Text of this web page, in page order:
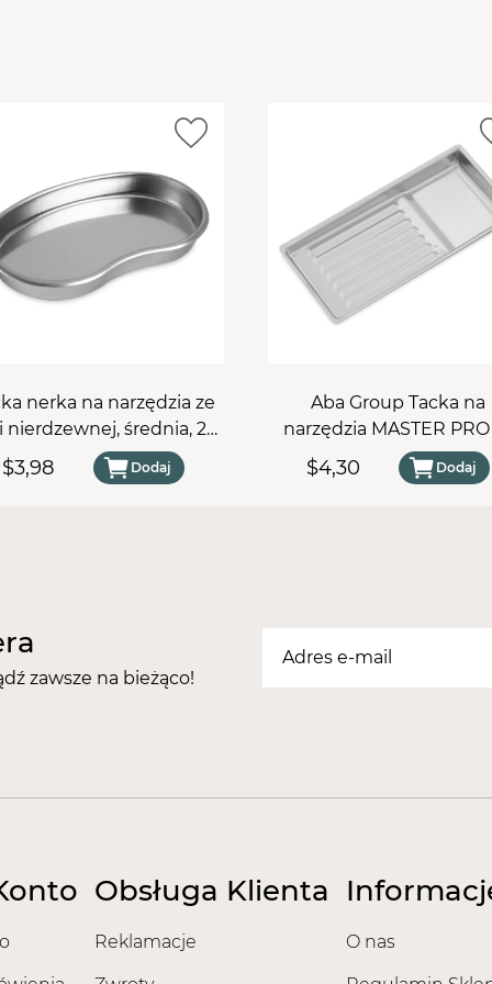
działanie autoklawu
Ergonomiczny
trzymanie naczynia
idealnątacką na
pedicure.
Materiał:
Stal
Porada:
Aby uniknąć
po każdym procesie
Postaw na
swojego gabinetu –
nerka na narzędzia ze
nierdzewnej, średnia, 20
x 13 cm
$3,98 Dodaj
Aba Group Tacka na
narzędzia MASTER
stali nierdzewnej
x 9,5 x 2 cm
$4,30 Dodaj
zawsze na bieżąco!
Obsługa Klienta
Reklamacje O nas